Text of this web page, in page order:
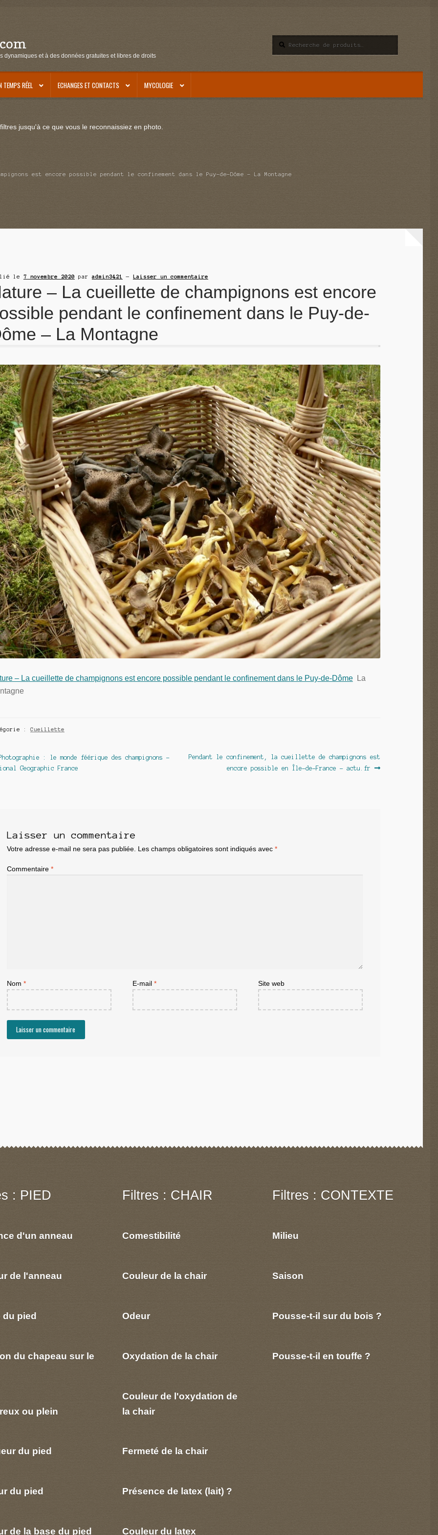
et à des données gratuites et libres de droits
pour :
TEMPS RÉEL ECHANGES ET CONTACTS MYCOLOGIE
jusqu'à ce que vous le reconnaissiez en photo.
est encore possible pendant le confinement dans le Puy-de-Dôme – La Montagne
le 7 novembre 2020 paradmin3421 — Laisser un commentaire
– La cueillette de champignons est encore
pendant le confinement dans le Puy-de-
– La Montagne
– La cueillette de champignons est encore possible pendant le confinement dans le Puy-de-Dôme La
: Cueillette
:
: le monde féérique des champignons –
Geographic France
Article
Pendant le confinement, la cueillette de champignons est
encore possible en Île-de-France – actu.fr
Laisser un commentaire
Votre adresse e-mail ne sera pas publiée. Les champs obligatoires sont indiqués avec *
Commentaire *
Nom * E-mail * Site web
: PIED
d'un anneau
de l'anneau
du pied
du chapeau sur le
ou plein
du pied
du pied
de la base du pied
Filtres : CHAIR
Comestibilité
Couleur de la chair
Odeur
Oxydation de la chair
Couleur de l'oxydation de
la chair
Fermeté de la chair
Présence de latex (lait) ?
Couleur du latex
Filtres : CONTEXTE
Milieu
Saison
Pousse-t-il sur du bois ?
Pousse-t-il en touffe ?